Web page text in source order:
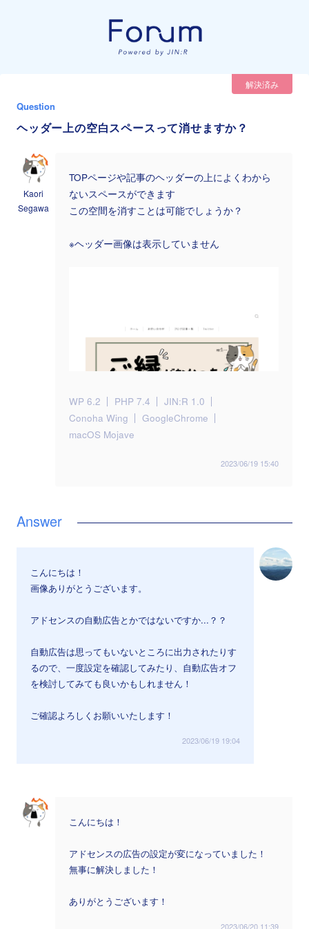
解決済み
Question
ヘッダー上の空白スペースって消せますか？
Kaori
Segawa
TOPページや記事のヘッダーの上によくわから
ないスペースができます
この空間を消すことは可能でしょうか？
※ヘッダー画像は表示していません
WP 6.2 PHP 7.4
JIN:R 1.0
Conoha Wing
GoogleChrome
macOS Mojave
2023/06/19 15:40
こんにちは！
画像ありがとうございます。
アドセンスの自動広告とかではないですか...？？
自動広告は思ってもいないところに出力されたりす
るので、一度設定を確認してみたり、自動広告オフ
を検討してみても良いかもしれません！
ご確認よろしくお願いいたします！
2023/06/19 19:04
こんにちは！
アドセンスの広告の設定が変になっていました！
無事に解決しました！
ありがとうございます！
2023/06/20 11:39